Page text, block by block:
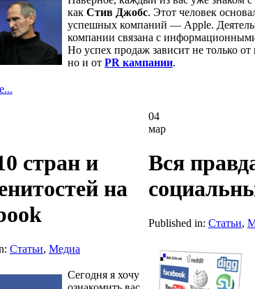
как Стив Джобс. Этот человек
успешных компаний — Apple.
компании связана с
Но успех продаж зависит не только от
но и от PR кампании.
стран и
на
Статьи, Медиа
Сегодня я хочу
04
мар
Вся
Published in: Статьи,